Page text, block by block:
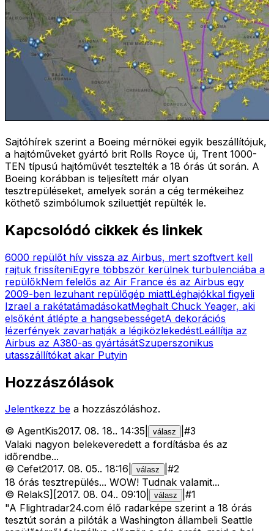
Sajtóhírek szerint a Boeing mérnökei egyik beszállítójuk,
a hajtóműveket gyártó brit Rolls Royce új, Trent 1000-
TEN típusú hajtóművét tesztelték a 18 órás út során. A
Boeing korábban is teljesített már olyan
tesztrepüléseket, amelyek során a cég termékeihez
köthető szimbólumok sziluettjét repülték le.
Kapcsolódó cikkek és linkek
6000 repülőt hív vissza az Airbus, mert szoftvert kell
rajtuk frissíteniEgyre többször kerülnek turbulenciába a
repülőkNem felelős az Air France és az Airbus egy
2009-ben lezuhant repülőgép miattLéghajókkal figyeli
Izrael a rakétatámadásokatMeghalt Chuck Yeager, aki
elsőként átlépte a hangsebességetA dekorációs
lézerfények zavarhatják a légiközlekedéstLeállítja az
Airbus az A380-as gyártásátSzuperszonikus
utasszállítókat akar Putyin
Hozzászólások
Jelentkezz be a hozzászóláshoz.
© AgentKis2017. 08. 18.. 14:35 válasz #3
Valaki nagyon belekeveredett a fordításba és az
időrendbe...
© Cefet2017. 08. 05.. 18:16 válasz #2
18 órás tesztrepülés... WOW! Tudnak valamit...
© RelakS][2017. 08. 04.. 09:10 válasz #1
"A Flightradar24.com élő radarképe szerint a 18 órás
tesztút során a pilóták a Washington állambeli Seattle